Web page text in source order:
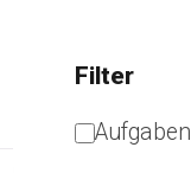
Filter
Aufgaben